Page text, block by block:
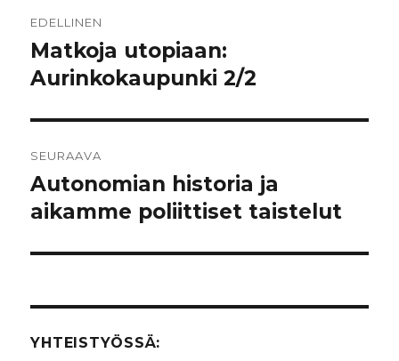
selaus
EDELLINEN
Edellinen
artikkeli:
Matkoja utopiaan:
Aurinkokaupunki 2/2
SEURAAVA
Seuraava
artikkeli:
Autonomian historia ja
aikamme poliittiset taistelut
YHTEISTYÖSSÄ: